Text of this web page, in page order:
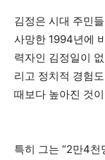
김정은 시대 주민
사망한 1994년에
력자인 김정일이
리고 정치적 경험
때보다 높아진 것
특히 그는 “2만4천